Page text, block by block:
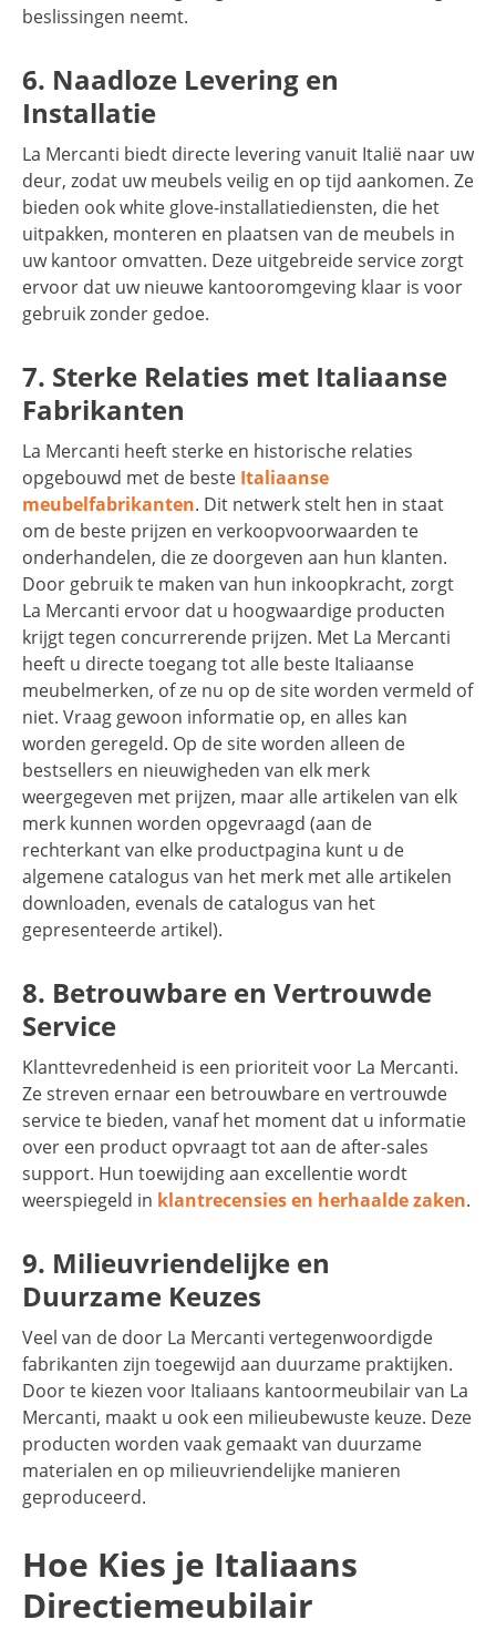
beslissingen neemt.
6. Naadloze Levering en
Installatie
La Mercanti biedt directe levering vanuit Italië naar uw
deur, zodat uw meubels veilig en op tijd aankomen. Ze
bieden ook white glove-installatiediensten, die het
uitpakken, monteren en plaatsen van de meubels in
uw kantoor omvatten. Deze uitgebreide service zorgt
ervoor dat uw nieuwe kantooromgeving klaar is voor
gebruik zonder gedoe.
7. Sterke Relaties met Italiaanse
Fabrikanten
La Mercanti heeft sterke en historische relaties
opgebouwd met de beste Italiaanse
meubelfabrikanten. Dit netwerk stelt hen in staat
om de beste prijzen en verkoopvoorwaarden te
onderhandelen, die ze doorgeven aan hun klanten.
Door gebruik te maken van hun inkoopkracht, zorgt
La Mercanti ervoor dat u hoogwaardige producten
krijgt tegen concurrerende prijzen. Met La Mercanti
heeft u directe toegang tot alle beste Italiaanse
meubelmerken, of ze nu op de site worden vermeld of
niet. Vraag gewoon informatie op, en alles kan
worden geregeld. Op de site worden alleen de
bestsellers en nieuwigheden van elk merk
weergegeven met prijzen, maar alle artikelen van elk
merk kunnen worden opgevraagd (aan de
rechterkant van elke productpagina kunt u de
algemene catalogus van het merk met alle artikelen
downloaden, evenals de catalogus van het
gepresenteerde artikel).
8. Betrouwbare en Vertrouwde
Service
Klanttevredenheid is een prioriteit voor La Mercanti.
Ze streven ernaar een betrouwbare en vertrouwde
service te bieden, vanaf het moment dat u informatie
over een product opvraagt tot aan de after-sales
support. Hun toewijding aan excellentie wordt
weerspiegeld in klantrecensies en herhaalde zaken.
9. Milieuvriendelijke en
Duurzame Keuzes
Veel van de door La Mercanti vertegenwoordigde
fabrikanten zijn toegewijd aan duurzame praktijken.
Door te kiezen voor Italiaans kantoormeubilair van La
Mercanti, maakt u ook een milieubewuste keuze. Deze
producten worden vaak gemaakt van duurzame
materialen en op milieuvriendelijke manieren
geproduceerd.
Hoe Kies je Italiaans
Directiemeubilair